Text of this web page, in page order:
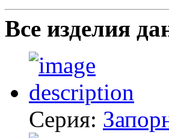
Все изделия
Серия: